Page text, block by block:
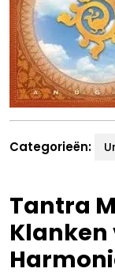
Categorieën:
Tantra
Klanken